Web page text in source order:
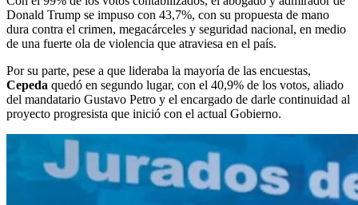
Donald Trump se impuso con 43,7%, con su propuesta de mano
dura contra el crimen, megacárceles y seguridad nacional, en medio
de una fuerte ola de violencia que atraviesa en el país.
Por su parte, pese a que lideraba la mayoría de las encuestas,
Cepeda quedó en segundo lugar, con el 40,9% de los votos, aliado
del mandatario Gustavo Petro y el encargado de darle continuidad al
proyecto progresista que inició con el actual Gobierno.